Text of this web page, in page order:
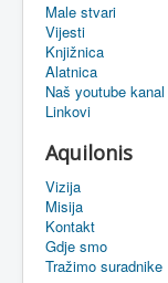
Sistemski alati
eMapa
Male stvari
Vijesti
Knjižnica
Alatnica
Naš youtube kanal
Linkovi
Aquilonis
Vizija
Misija
Kontakt
Gdje smo
Tražimo suradnike